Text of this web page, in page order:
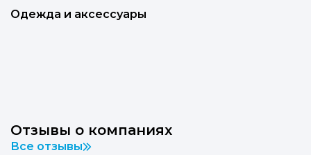
Одежда и аксессуары
Отзывы о компаниях
Все отзывы